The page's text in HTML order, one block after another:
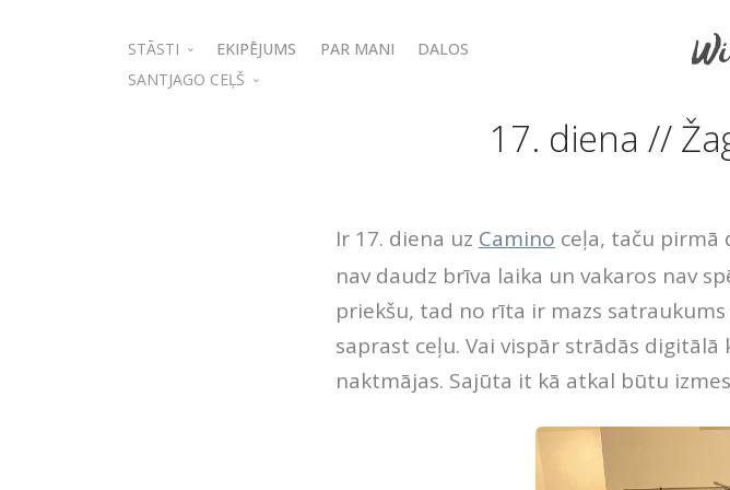
STĀSTI EKIPĒJUMS PAR MANI
DALOS
SANTJAGO CEĻŠ
Pārgājiens Vecumnieki - Brukna - Skaistkalne
17. diena //
Ir 17. diena uz Camino ceļa, taču pirmā
nav daudz brīva laika un vakaros nav
priekšu, tad no rīta ir mazs
saprast ceļu. Vai vispār strādās
naktmājas. Sajūta it kā atkal būtu